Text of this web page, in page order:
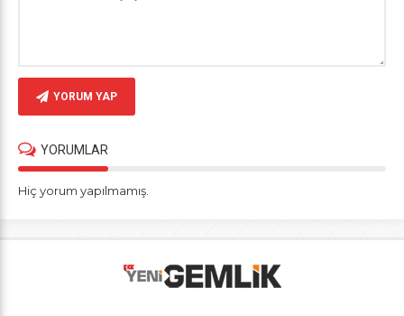
YORUM YAP
YORUMLAR
Hiç yorum yapılmamış.